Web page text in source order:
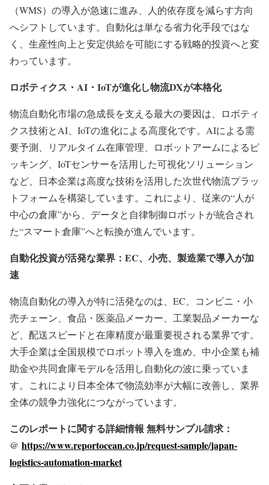
（WMS）の導入が急速に進み、人的依存度を減らす方向
へシフトしています。自動化は単なる省力化手段ではな
く、生産性向上と安定供給を可能にする戦略的投資へと変
わっています。
ロボティクス・AI・IoTが進化し物流DXが本格化
物流自動化市場の急成長を支える最大の要因は、ロボティ
クス技術とAI、IoTの進化による高度化です。AIによる需
要予測、リアルタイム在庫管理、ロボットアームによるピ
ッキング、IoTセンサーを活用した可視化ソリューション
など、日本企業は高度な技術を活用した次世代物流プラッ
トフォームを構築しています。これにより、従来の“人が
中心の倉庫”から、データと自律制御ロボットが統合され
た“スマート倉庫”へと転換が進んでいます。
自動化投資が活発な業界：EC、小売、製造業で導入が加
速
物流自動化の導入が特に活発なのは、EC、コンビニ・小
売チェーン、食品・医薬品メーカー、工業製品メーカーな
ど、配送スピードと在庫精度が最重要視される業界です。
大手企業は全国規模でロボット導入を進め、中小企業も補
助金や共同倉庫モデルを活用し自動化の波に乗っていま
す。これにより日本全体で物流効率が大幅に改善し、業界
全体の競争力強化につながっています。
このレポートに関する詳細情報 無料サンプル請求：
@ https://www.reportocean.co.jp/request-sample/japan-
logistics-automation-market